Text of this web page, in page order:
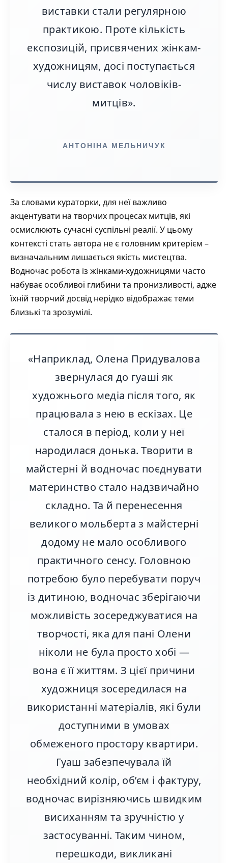
виставки стали регулярною
практикою. Проте кількість
експозицій, присвячених жінкам-
художницям, досі поступається
числу виставок чоловіків-
митців».
АНТОНІНА МЕЛЬНИЧУК
За словами кураторки, для неї важливо
акцентувати на творчих процесах митців, які
осмислюють сучасні суспільні реалії. У цьому
контексті стать автора не є головним критерієм –
визначальним лишається якість мистецтва.
Водночас робота із жінками-художницями часто
набуває особливої глибини та пронизливості, адже
їхній творчий досвід нерідко відображає теми
близькі та зрозумілі.
«Наприклад, Олена Придувалова
звернулася до гуаші як
художнього медіа після того, як
працювала з нею в ескізах. Це
сталося в період, коли у неї
народилася донька. Творити в
майстерні й водночас поєднувати
материнство стало надзвичайно
складно. Та й перенесення
великого мольберта з майстерні
додому не мало особливого
практичного сенсу. Головною
потребою було перебувати поруч
із дитиною, водночас зберігаючи
можливість зосереджуватися на
творчості, яка для пані Олени
ніколи не була просто хобі —
вона є її життям. З цієї причини
художниця зосередилася на
використанні матеріалів, які були
доступними в умовах
обмеженого простору квартири.
Гуаш забезпечувала їй
необхідний колір, об’єм і фактуру,
водночас вирізняючись швидким
висиханням та зручністю у
застосуванні. Таким чином,
перешкоди, викликані